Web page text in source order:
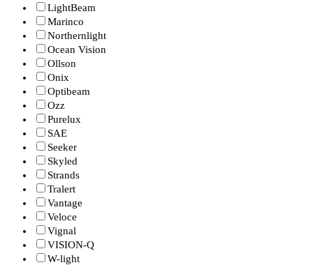
LightBeam
Marinco
Northernlight
Ocean Vision
Ollson
Onix
Optibeam
Ozz
Purelux
SAE
Seeker
Skyled
Strands
Tralert
Vantage
Veloce
Vignal
VISION-Q
W-light